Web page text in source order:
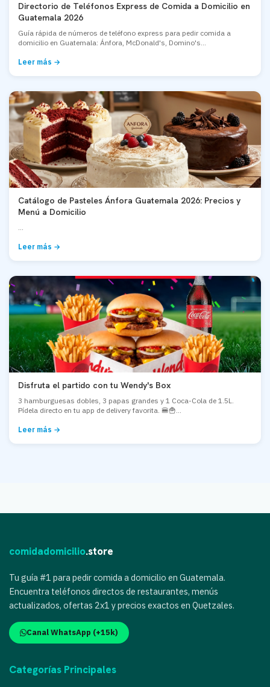
Directorio de Teléfonos Express de Comida a Domicilio en
Guatemala 2026
Guía rápida de números de teléfono express para pedir comida a
domicilio en Guatemala: Ánfora, McDonald's, Domino's...
Leer más →
Catálogo de Pasteles Ánfora Guatemala 2026: Precios y
Menú a Domicilio
...
Leer más →
Disfruta el partido con tu Wendy's Box
3 hamburguesas dobles, 3 papas grandes y 1 Coca-Cola de 1.5L.
Pídela directo en tu app de delivery favorita. 🍔🍟...
Leer más →
comidadomicilio.store
Tu guía #1 para pedir comida a domicilio en Guatemala.
Encuentra teléfonos directos de restaurantes, menús
actualizados, ofertas 2x1 y precios exactos en Quetzales.
Canal WhatsApp (+15k)
Categorías Principales